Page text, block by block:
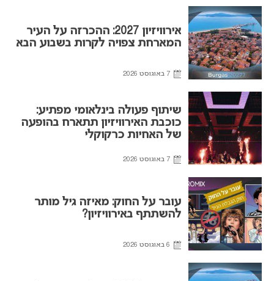
אירוויזיון 2027: ההכרזה על העיר
המארחת צפויה לקרות בשבוע הבא
7 באוגוסט 2026
שיתוף פעולה בינלאומי מפתיע:
כוכבת האירוויזיון תתארח בהופעה
של האחיות כרקוקלי
7 באוגוסט 2026
עובר על החוק: מאיזה גיל מותר
להשתתף באירוויזיון?
6 באוגוסט 2026